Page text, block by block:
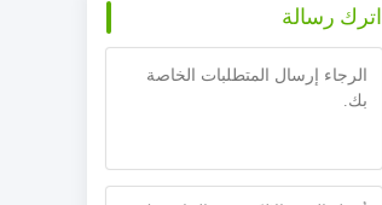
اترك رسالة